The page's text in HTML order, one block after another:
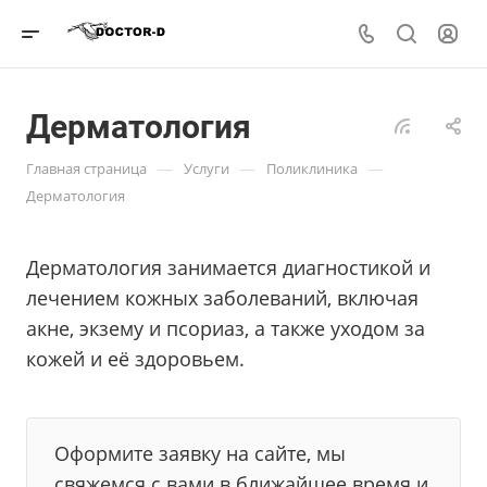
Дерматология
Главная страница — Услуги — Поликлиника —
Дерматология
Дерматология занимается диагностикой и
лечением кожных заболеваний, включая
акне, экзему и псориаз, а также уходом за
кожей и её здоровьем.
Оформите заявку на сайте, мы